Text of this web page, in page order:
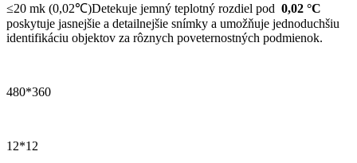
≤20 mk (0,02℃)Detekuje jemný teplotný rozdiel pod 0,02 °C
poskytuje jasnejšie a detailnejšie snímky a umožňuje jednoduchšiu
identifikáciu objektov za rôznych poveternostných podmienok.
480*360
12*12